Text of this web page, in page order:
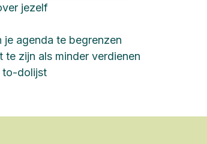
jezelf
agenda te begrenzen
zijn als minder verdienen
to-dolijst